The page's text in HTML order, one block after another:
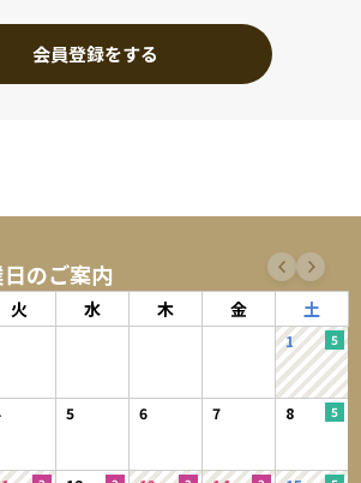
会員登録をする
のご案内
火 水 木 金 土
1
5 6 7 8